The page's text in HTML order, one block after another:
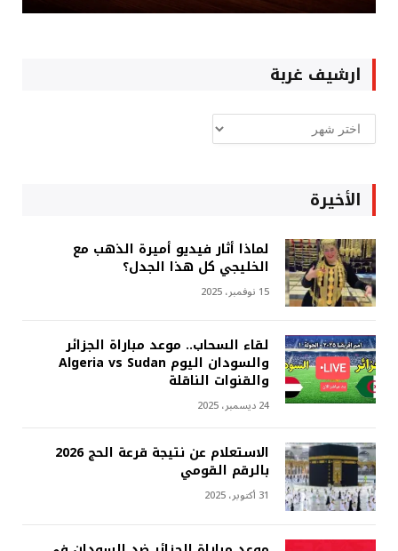
ارشيف غربة
ارشيف
غربة
الأخيرة
لماذا أثار فيديو أميرة الذهب مع
الخليجي كل هذا الجدل؟
15 نوفمبر، 2025
لقاء السحاب.. موعد مباراة الجزائر
والسودان اليوم Algeria vs Sudan
والقنوات الناقلة
24 ديسمبر، 2025
الاستعلام عن نتيجة قرعة الحج 2026
بالرقم القومي
31 أكتوبر، 2025